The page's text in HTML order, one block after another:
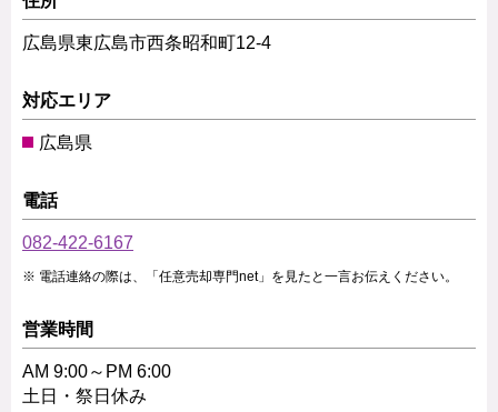
広島県東広島市西条昭和町12-4
対応エリア
広島県
電話
082-422-6167
電話連絡の際は、「任意売却専門net」を見たと一言お伝えください。
営業時間
AM 9:00～PM 6:00
土日・祭日休み